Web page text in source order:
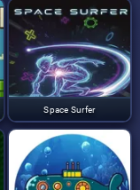
Space Surfer